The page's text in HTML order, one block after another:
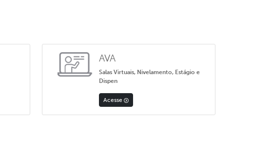
AVA
Salas Virtuais, Nivelamento, Estágio e
Dispen
Acesse